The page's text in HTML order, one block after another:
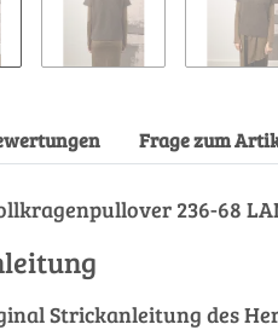
Frage zum
236-68
Strickanleitung des